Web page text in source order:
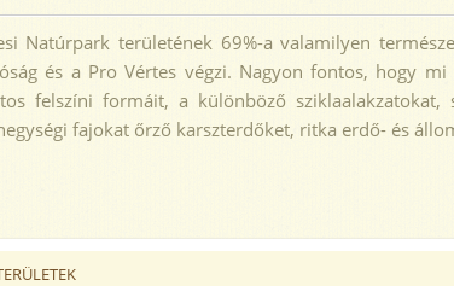
Natúrpark területének 69%-a valamilyen
és a Pro Vértes végzi. Nagyon fontos, hogy
felszíni formáit, a különböző
fajokat őrző karszterdőket, ritka erdő- és